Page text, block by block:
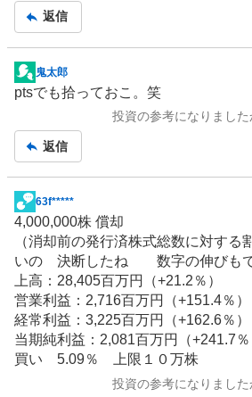
事
返信
掲
示
事
鬼太郎
ptsでも拾っておこ。笑
投資の参考になりました
返信
掲
示
板
記
事
63f*****
4,000,000株 償却
（消却前の発行済株式総数に対する
いの 決断したね 数字の伸び
上高：28,405百万円（+21.2％）
営業利益：2,716百万円（+151.4％）
経常利益：3,225百万円（+162.6％）
当期純利益：2,081百万円（
買い 5.09％ 上限１０万株
投資の参考になりました